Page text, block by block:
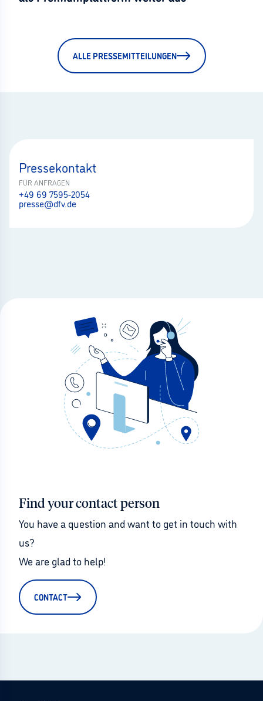
ALLE PRESSEMITTEILUNGEN
Pressekontakt
FÜR ANFRAGEN
+49 69 7595-2054
presse@dfv.de
Find your contact person
You have a question and want to get in touch with
us?
We are glad to help!
CONTACT